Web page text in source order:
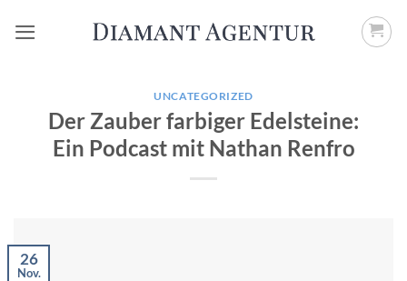
Inhalt
UNCATEGORIZED
Der Zauber farbiger Edelsteine:
Ein Podcast mit Nathan Renfro
26
Nov.